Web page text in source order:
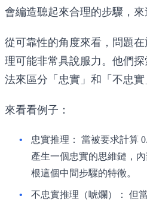
會編造聽起來合理的步驟，來
從可靠性的角度來看，問題在
理可能非常具說服力。他們
法來區分「忠實」和「不忠實
來看看例子：
忠實推理：
當被要求計算
產生一個忠實的思維鏈，
根這個中間步驟的特徵。
不忠實推理（唬爛）：
但